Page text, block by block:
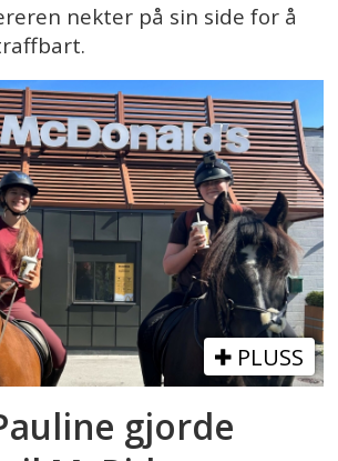
nekter på sin side for å
PLUSS
gjorde